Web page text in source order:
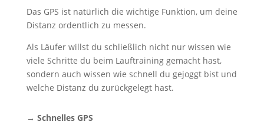
Das GPS ist natürlich die wichtige Funktion, um deine
Distanz ordentlich zu messen.
Als Läufer willst du schließlich nicht nur wissen wie
viele Schritte du beim Lauftraining gemacht hast,
sondern auch wissen wie schnell du gejoggt bist und
welche Distanz du zurückgelegt hast.
→ Schnelles GPS